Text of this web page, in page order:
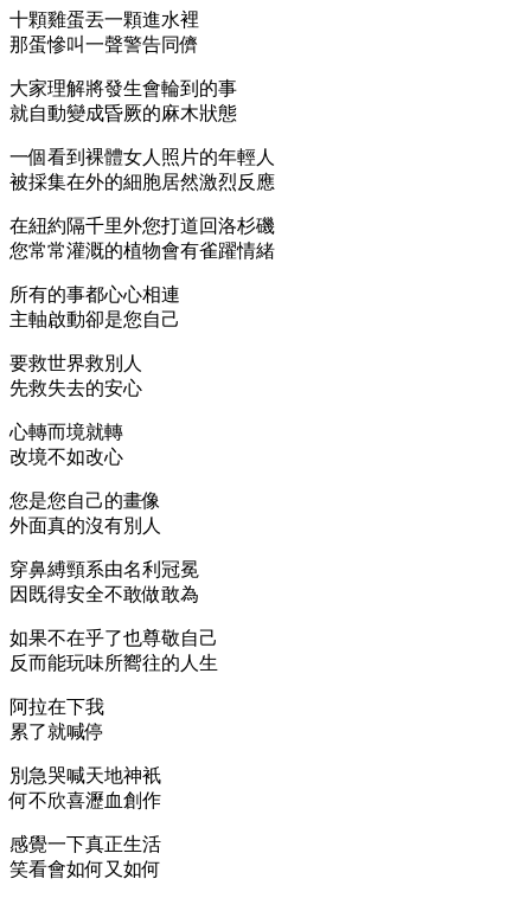
十顆雞蛋丟一顆進水裡
那蛋慘叫一聲警告同儕
大家理解將發生會輪到的事
就自動變成昏厥的麻木狀態
一個看到裸體女人照片的年輕人
被採集在外的細胞居然激烈反應
在紐約隔千里外您打道回洛杉磯
您常常灌溉的植物會有雀躍情緒
所有的事都心心相連
主軸啟動卻是您自己
要救世界救別人
先救失去的安心
心轉而境就轉
改境不如改心
您是您自己的畫像
外面真的沒有別人
穿鼻縛頸系由名利冠冕
因既得安全不敢做敢為
如果不在乎了也尊敬自己
反而能玩味所嚮往的人生
阿拉在下我
累了就喊停
別急哭喊天地神衹
何不欣喜瀝血創作
感覺一下真正生活
笑看會如何又如何